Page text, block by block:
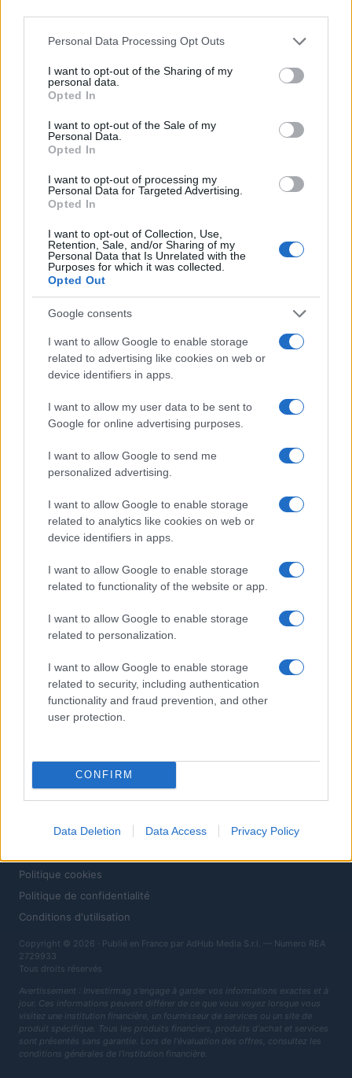
Please note that this website/app uses one or more Google
not limited to your visit or usage behaviour. You may click to
grant or deny consent to Google and its third-party tags to
use your data for below specified purposes in below Google
consent section.
Personal Data Processing Opt Outs
I want to opt-out of the Sharing of my
personal data.
Opted In
I want to opt-out of the Sale of my
Personal Data.
Opted In
I want to opt-out of processing my
Personal Data for Targeted Advertising.
Opted In
I want to opt-out of Collection, Use,
Retention, Sale, and/or Sharing of my
Personal Data that Is Unrelated with the
Purposes for which it was collected.
Opted Out
Google consents
I want to allow Google to enable storage
related to advertising like cookies on web or
device identifiers in apps.
I want to allow my user data to be sent to
Google for online advertising purposes.
I want to allow Google to send me
personalized advertising.
I want to allow Google to enable storage
related to analytics like cookies on web or
device identifiers in apps.
I want to allow Google to enable storage
related to functionality of the website or app.
I want to allow Google to enable storage
related to personalization.
I want to allow Google to enable storage
related to security, including authentication
functionality and fraud prevention, and other
user protection.
CONFIRM
Data Deletion Data Access Privacy Policy
USDEX
(USDEX)
$1.07
BNB
(BNB)
$604.62
PLUS LUS
AMP : Peut-il atteindre 1 dollar ?
Crypto sur Crypto.com: Comment vendre étape par étape
eToro: Guide étape par étape sur la façon de retirer
Combien payez-vous d’impôts à Monte-Carlo ?
EURUSD: qu’est-ce que c’est et comment ça marche
Investirmag, le nouveau portail du monde de la finance.
Crypto-monnaies
À propos
Politique cookies
Politique de confidentialité
Conditions d'utilisation
Copyright © 2026 · Publié en France par AdHub Media S.r.l. — Numero REA
2729933
Tous droits réservés
Avertissement : Investirmag s'engage à garder vos informations exactes et à
jour. Ces informations peuvent différer de ce que vous voyez lorsque vous
visitez une institution financière, un fournisseur de services ou un site de
produit spécifique. Tous les produits financiers, produits d'achat et services
sont présentés sans garantie. Lors de l'évaluation des offres, consultez les
conditions générales de l'institution financière.